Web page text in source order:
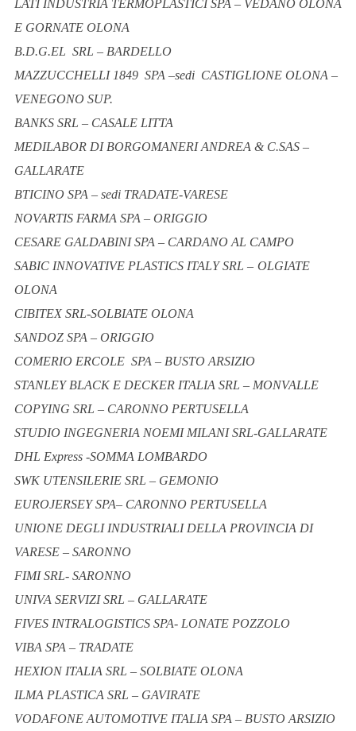
LATI INDUSTRIA TERMOPLASTICI SPA – VEDANO OLONA
E GORNATE OLONA
B.D.G.EL SRL – BARDELLO
MAZZUCCHELLI 1849 SPA –sedi CASTIGLIONE OLONA –
VENEGONO SUP.
BANKS SRL – CASALE LITTA
MEDILABOR DI BORGOMANERI ANDREA & C.SAS –
GALLARATE
BTICINO SPA – sedi TRADATE-VARESE
NOVARTIS FARMA SPA – ORIGGIO
CESARE GALDABINI SPA – CARDANO AL CAMPO
SABIC INNOVATIVE PLASTICS ITALY SRL – OLGIATE
OLONA
CIBITEX SRL-SOLBIATE OLONA
SANDOZ SPA – ORIGGIO
COMERIO ERCOLE SPA – BUSTO ARSIZIO
STANLEY BLACK E DECKER ITALIA SRL – MONVALLE
COPYING SRL – CARONNO PERTUSELLA
STUDIO INGEGNERIA NOEMI MILANI SRL-GALLARATE
DHL Express -SOMMA LOMBARDO
SWK UTENSILERIE SRL – GEMONIO
EUROJERSEY SPA– CARONNO PERTUSELLA
UNIONE DEGLI INDUSTRIALI DELLA PROVINCIA DI
VARESE – SARONNO
FIMI SRL- SARONNO
UNIVA SERVIZI SRL – GALLARATE
FIVES INTRALOGISTICS SPA- LONATE POZZOLO
VIBA SPA – TRADATE
HEXION ITALIA SRL – SOLBIATE OLONA
ILMA PLASTICA SRL – GAVIRATE
VODAFONE AUTOMOTIVE ITALIA SPA – BUSTO ARSIZIO